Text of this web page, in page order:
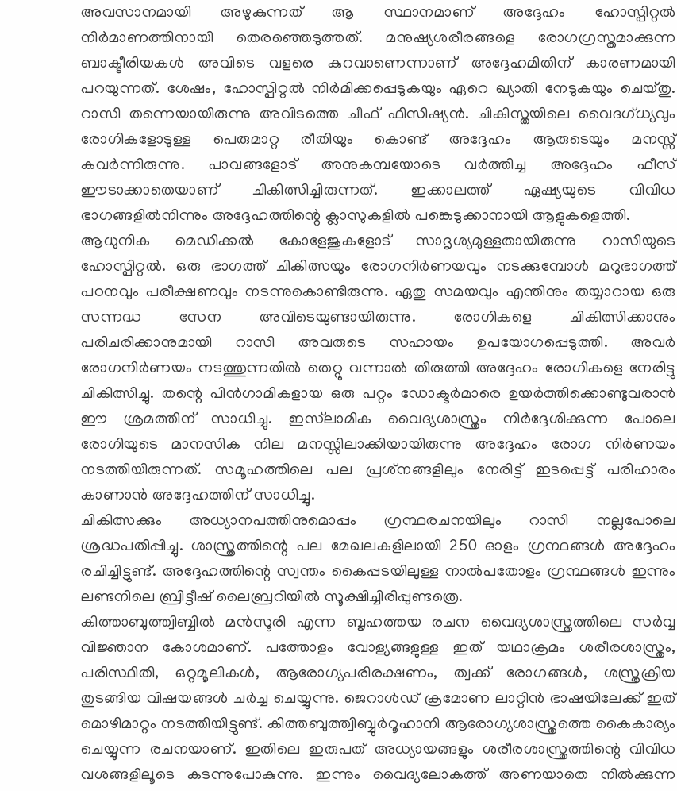
അവസാനമായി അഴുകുന്നത് ആ സ്ഥാനമാണ് അദ്ദേഹം ഹോസ്പിറ്റല്‍
നിര്‍മാണത്തിനായി തെരഞ്ഞെടുത്തത്. മനുഷ്യശരീരങ്ങളെ രോഗഗ്രസ്തമാക്കുന്ന
ബാക്ടീരിയകള്‍ അവിടെ വളരെ കുറവാണെന്നാണ് അദ്ദേഹമിതിന് കാരണമായി
പറയുന്നത്. ശേഷം, ഹോസ്പിറ്റല്‍ നിര്‍മിക്കപ്പെടുകയും ഏറെ ഖ്യാതി നേടുകയും ചെയ്തു.
റാസി തന്നെയായിരുന്നു അവിടത്തെ ചീഫ് ഫിസിഷ്യന്‍. ചികിസ്തയിലെ വൈദഗ്ധ്യവും
രോഗികളോടുള്ള പെരുമാറ്റ രീതിയും കൊണ്ട് അദ്ദേഹം ആരുടെയും മനസ്സ്
കവര്‍ന്നിരുന്നു. പാവങ്ങളോട് അനുകമ്പയോടെ വര്‍ത്തിച്ച അദ്ദേഹം ഫീസ്
ഈടാക്കാതെയാണ് ചികിത്സിച്ചിരുന്നത്. ഇക്കാലത്ത് ഏഷ്യയുടെ വിവിധ
ഭാഗങ്ങളില്‍നിന്നും അദ്ദേഹത്തിന്റെ ക്ലാസുകളില്‍ പങ്കെടുക്കാനായി ആളുകളെത്തി.
ആധുനിക മെഡിക്കല്‍ കോളേജുകളോട് സാദൃശ്യമുള്ളതായിരുന്നു റാസിയുടെ
ഹോസ്പിറ്റല്‍. ഒരു ഭാഗത്ത് ചികിത്സയും രോഗനിര്‍ണയവും നടക്കുമ്പോള്‍ മറുഭാഗത്ത്
പഠനവും പരീക്ഷണവും നടന്നുകൊണ്ടിരുന്നു. ഏതു സമയവും എന്തിനും തയ്യാറായ ഒരു
സന്നദ്ധ സേന അവിടെയുണ്ടായിരുന്നു. രോഗികളെ ചികിത്സിക്കാനും
പരിചരിക്കാനുമായി റാസി അവരുടെ സഹായം ഉപയോഗപ്പെടുത്തി. അവര്‍
രോഗനിര്‍ണയം നടത്തുന്നതില്‍ തെറ്റു വന്നാല്‍ തിരുത്തി അദ്ദേഹം രോഗികളെ നേരിട്ടു
ചികിത്സിച്ചു. തന്റെ പിന്‍ഗാമികളായ ഒരു പറ്റം ഡോക്ടര്‍മാരെ ഉയര്‍ത്തിക്കൊണ്ടുവരാന്‍
ഈ ശ്രമത്തിന് സാധിച്ചു. ഇസ്‌ലാമിക വൈദ്യശാസ്ത്രം നിര്‍ദ്ദേശിക്കുന്ന പോലെ
രോഗിയുടെ മാനസിക നില മനസ്സിലാക്കിയായിരുന്നു അദ്ദേഹം രോഗ നിര്‍ണയം
നടത്തിയിരുന്നത്. സമൂഹത്തിലെ പല പ്രശ്‌നങ്ങളിലും നേരിട്ട് ഇടപ്പെട്ട് പരിഹാരം
കാണാന്‍ അദ്ദേഹത്തിന് സാധിച്ചു.
ചികിത്സക്കും അധ്യാനപത്തിനുമൊപ്പം ഗ്രന്ഥരചനയിലും റാസി നല്ലപോലെ
ശ്രദ്ധപതിപ്പിച്ചു. ശാസ്ത്രത്തിന്റെ പല മേഖലകളിലായി 250 ഓളം ഗ്രന്ഥങ്ങള്‍ അദ്ദേഹം
രചിച്ചിട്ടുണ്ട്. അദ്ദേഹത്തിന്റെ സ്വന്തം കൈപ്പടയിലുള്ള നാല്‍പതോളം ഗ്രന്ഥങ്ങള്‍ ഇന്നും
ലണ്ടനിലെ ബ്രിട്ടീഷ് ലൈബ്രറിയില്‍ സൂക്ഷിച്ചിരിപ്പുണ്ടത്രെ.
കിത്താബുത്ത്വിബ്ബില്‍ മന്‍സൂരി എന്ന ബൃഹത്തയ രചന വൈദ്യശാസ്ത്രത്തിലെ സര്‍വ്വ
വിജ്ഞാന കോശമാണ്. പത്തോളം വോള്യങ്ങളുള്ള ഇത് യഥാക്രമം ശരീരശാസ്ത്രം,
പരിസ്ഥിതി, ഒറ്റമൂലികള്‍, ആരോഗ്യപരിരക്ഷണം, ത്വക്ക് രോഗങ്ങള്‍, ശസ്ത്രക്രിയ
തുടങ്ങിയ വിഷയങ്ങള്‍ ചര്‍ച്ച ചെയ്യുന്നു. ജെറാള്‍ഡ് ക്രമോണ ലാറ്റിന്‍ ഭാഷയിലേക്ക് ഇത്
മൊഴിമാറ്റം നടത്തിയിട്ടുണ്ട്. കിത്തബുത്ത്വിബ്ബുര്‍റൂഹാനി ആരോഗ്യശാസ്ത്രത്തെ കൈകാര്യം
ചെയ്യുന്ന രചനയാണ്. ഇതിലെ ഇരുപത് അധ്യായങ്ങളും ശരീരശാസ്ത്രത്തിന്റെ വിവിധ
വശങ്ങളിലൂടെ കടന്നുപോകുന്നു. ഇന്നും വൈദ്യലോകത്ത് അണയാതെ നില്‍ക്കുന്ന